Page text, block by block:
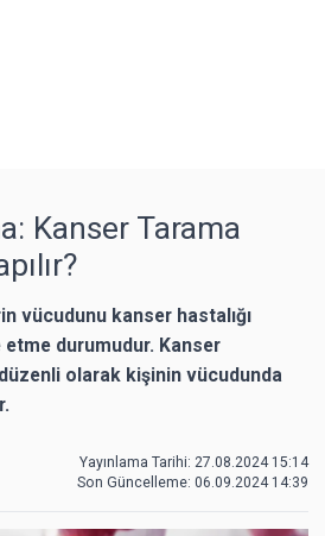
Kanser Tarama
vücudunu kanser hastalığı
etme durumudur. Kanser
olarak kişinin vücudunda
Yayınlama Tarihi: 27.08.2024 15:14
Son Güncelleme: 06.09.2024 14:39